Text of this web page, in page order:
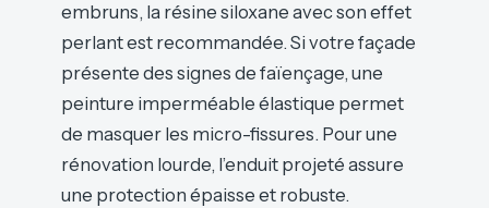
embruns, la résine siloxane avec son effet
perlant est recommandée. Si votre façade
présente des signes de faïençage, une
peinture imperméable élastique permet
de masquer les micro-fissures. Pour une
rénovation lourde, l’enduit projeté assure
une protection épaisse et robuste.